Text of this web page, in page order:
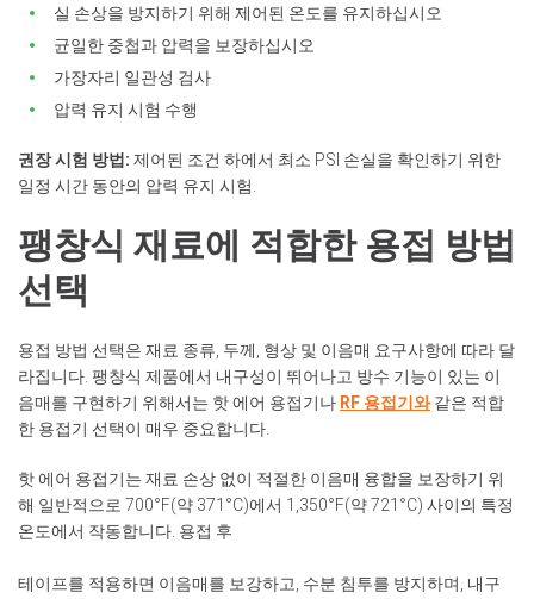
실 손상을 방지하기 위해 제어된 온도를 유지하십시오
균일한 중첩과 압력을 보장하십시오
가장자리 일관성 검사
압력 유지 시험 수행
권장 시험 방법: 제어된 조건 하에서 최소 PSI 손실을 확인하기 위한
일정 시간 동안의 압력 유지 시험.
팽창식 재료에 적합한 용접 방법
선택
용접 방법 선택은 재료 종류, 두께, 형상 및 이음매 요구사항에 따라 달
라집니다. 팽창식 제품에서 내구성이 뛰어나고 방수 기능이 있는 이
음매를 구현하기 위해서는 핫 에어 용접기나 RF 용접기와같은 적합
한 용접기 선택이 매우 중요합니다.
핫 에어 용접기는 재료 손상 없이 적절한 이음매 융합을 보장하기 위
해 일반적으로 700°F(약 371°C)에서 1,350°F(약 721°C) 사이의 특정
온도에서 작동합니다. 용접 후
테이프를 적용하면 이음매를 보강하고, 수분 침투를 방지하며, 내구